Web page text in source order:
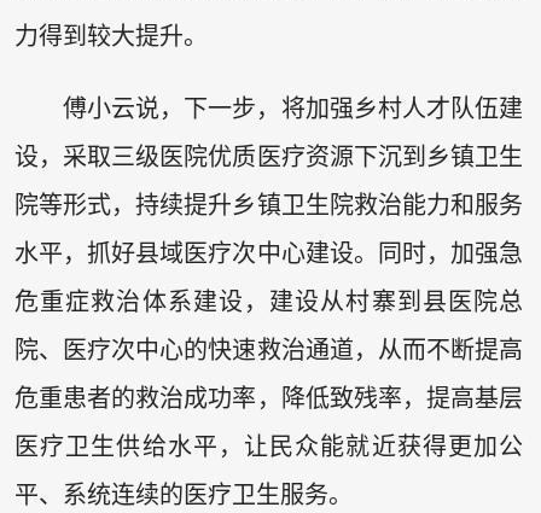
力得到较大提升。
傅小云说，下一步，将加强乡村人才队伍建
设，采取三级医院优质医疗资源下沉到乡镇卫生
院等形式，持续提升乡镇卫生院救治能力和服务
水平，抓好县域医疗次中心建设。同时，加强急
危重症救治体系建设，建设从村寨到县医院总
院、医疗次中心的快速救治通道，从而不断提高
危重患者的救治成功率，降低致残率，提高基层
医疗卫生供给水平，让民众能就近获得更加公
平、系统连续的医疗卫生服务。